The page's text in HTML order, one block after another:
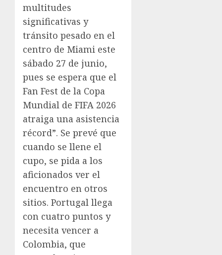
multitudes
significativas y
tránsito pesado en el
centro de Miami este
sábado 27 de junio,
pues se espera que el
Fan Fest de la Copa
Mundial de FIFA 2026
atraiga una asistencia
récord”. Se prevé que
cuando se llene el
cupo, se pida a los
aficionados ver el
encuentro en otros
sitios. Portugal llega
con cuatro puntos y
necesita vencer a
Colombia, que